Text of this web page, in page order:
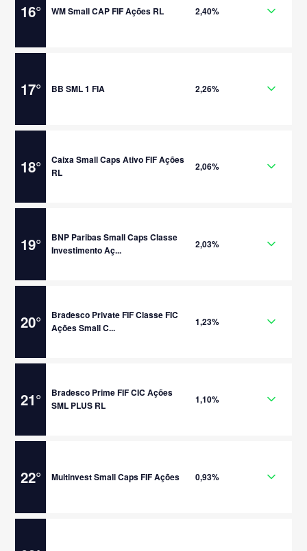
16° WM Small CAP FIF Ações RL 2,40%
17° BB SML 1 FIA 2,26%
18°
Caixa Small Caps Ativo FIF Ações
RL
2,06%
19°
BNP Paribas Small Caps Classe
Investimento Aç...
2,03%
20°
Bradesco Private FIF Classe FIC
Ações Small C...
1,23%
21°
Bradesco Prime FIF CIC Ações
SML PLUS RL
1,10%
22° Multinvest Small Caps FIF Ações 0,93%